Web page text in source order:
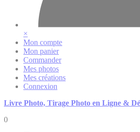
×
Mon compte
Mon panier
Commander
Mes photos
Mes créations
Connexion
Livre Photo, Tirage Photo en Ligne &
0